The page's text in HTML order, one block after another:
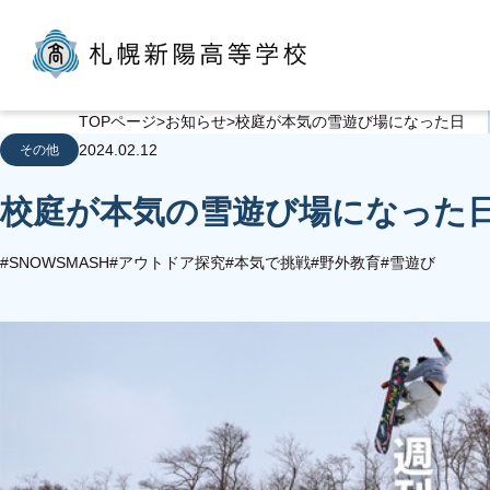
TOPページ お知らせ 校庭が本気の雪遊び場になった日
その他 2024.02.12
校庭が本気の雪遊び場になった
#SNOWSMASH#アウトドア探究#本気で挑戦#野外教育#雪遊び